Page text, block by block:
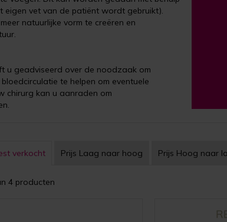
vet van de patiënt wordt gebruikt).
natuurlijke vorm te creëren en
u geadviseerd over de noodzaak om
te helpen om eventuele
chirurg kan u aanraden om
verkocht Prijs Laag naar hoog Prijs Hoog naar
4 producten